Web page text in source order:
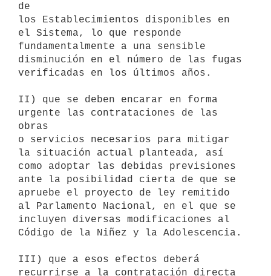
de
los Establecimientos disponibles en
el Sistema, lo que responde
fundamentalmente a una sensible
disminución en el número de las fugas
verificadas en los últimos años.
II) que se deben encarar en forma
urgente las contrataciones de las
obras
o servicios necesarios para mitigar
la situación actual planteada, así
como adoptar las debidas previsiones
ante la posibilidad cierta de que se
apruebe el proyecto de ley remitido
al Parlamento Nacional, en el que se
incluyen diversas modificaciones al
Código de la Niñez y la Adolescencia.
III) que a esos efectos deberá
recurrirse a la contratación directa